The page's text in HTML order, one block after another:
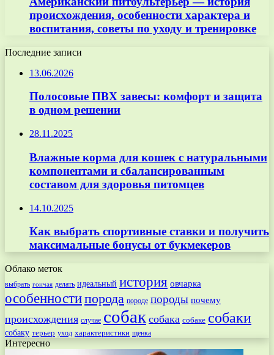
происхождения, особенности характера и
воспитания, советы по уходу и тренировке
Последние записи
13.06.2026
Полосовые ПВХ завесы: комфорт и защита
в одном решении
28.11.2025
Влажные корма для кошек с натуральными
компонентами и сбалансированным
составом для здоровья питомцев
14.10.2025
Как выбрать спортивные ставки и получить
максимальные бонусы от букмекеров
Облако меток
выбрать гончая делать идеальный история овчарка
особенностипорода породе породы почему
происхождения случае собак собака собаке собаки
собаку терьер уход характеристики щенка
Интересно